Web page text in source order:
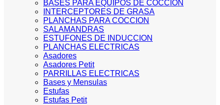
BASES PARA EQUIPOS DE COCCION
INTERCEPTORES DE GRASA
PLANCHAS PARA COCCION
SALAMANDRAS
ESTUFONES DE INDUCCION
PLANCHAS ELECTRICAS
Asadores
Asadores Petit
PARRILLAS ELECTRICAS
Bases y Mensulas
Estufas
Estufas Petit